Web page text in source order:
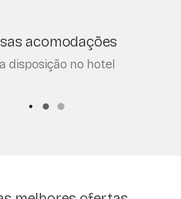
acomodações
disposição no hotel